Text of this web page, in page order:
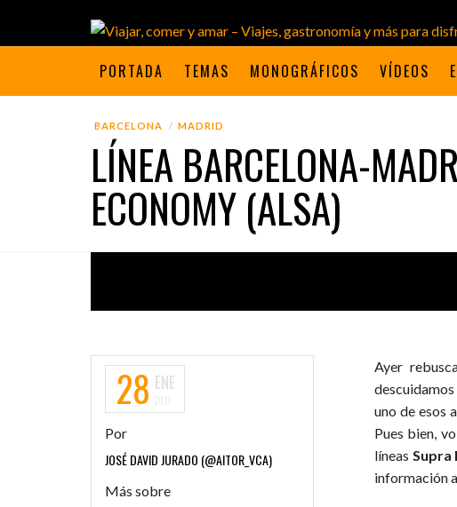
PORTADA TEMAS MONOGRÁFICOS VÍDEOS
BARCELONA MADRID
LÍNEA BARCELONA-
ECONOMY (ALSA)
Ayer
uno de esos
Pues bien,
líneas Supra
información
28 ENE
Por
JOSÉ DAVID JURADO (@AITOR_VCA)
Más sobre